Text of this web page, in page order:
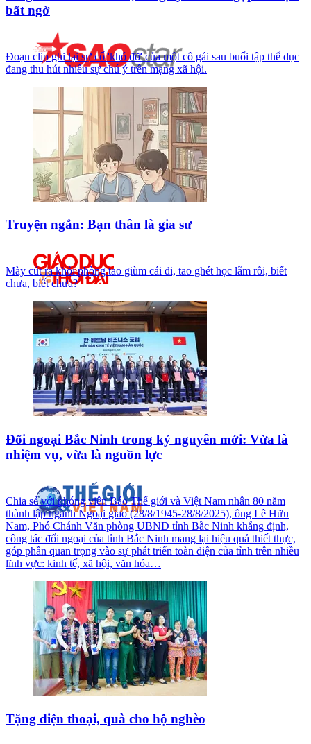
bất ngờ
Đoạn clip ghi lại sự cố 'khó đỡ' của một cô gái sau buổi tập thể dục
đang thu hút nhiều sự chú ý trên mạng xã hội.
Truyện ngắn: Bạn thân là gia sư
Mày cút ra khỏi phòng tao giùm cái đi, tao ghét học lắm rồi, biết
chưa, biết chưa?
Đối ngoại Bắc Ninh trong kỷ nguyên mới: Vừa là
nhiệm vụ, vừa là nguồn lực
Chia sẻ với phóng viên Báo Thế giới và Việt Nam nhân 80 năm
thành lập ngành Ngoại giao (28/8/1945-28/8/2025), ông Lê Hữu
Nam, Phó Chánh Văn phòng UBND tỉnh Bắc Ninh khẳng định,
công tác đối ngoại của tỉnh Bắc Ninh mang lại hiệu quả thiết thực,
góp phần quan trọng vào sự phát triển toàn diện của tỉnh trên nhiều
lĩnh vực: kinh tế, xã hội, văn hóa…
Tặng điện thoại, quà cho hộ nghèo